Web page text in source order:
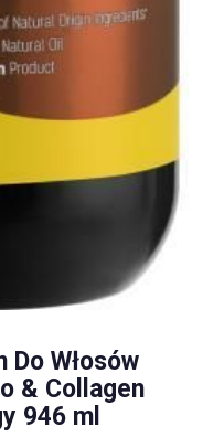
Włosów
& Collagen
946 ml